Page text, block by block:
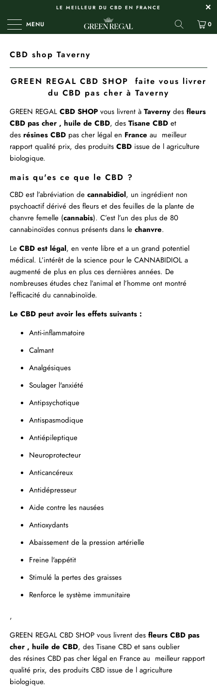
LE MEILLEUR DU CBD EN FRANCE
MENU 0
CBD shop Taverny
GREEN REGAL CBD SHOP faite vous livrer
du CBD pas cher à Taverny
GREEN REGAL CBD SHOP vous livrent à Taverny des fleurs
CBD pas cher , huile de CBD, des Tisane CBD et
des résines CBD pas cher légal en France au meilleur
rapport qualité prix, des produits CBD issue de l agriculture
biologique.
mais qu'es ce que le CBD ?
CBD est l’abréviation de cannabidiol, un ingrédient non
psychoactif dérivé des fleurs et des feuilles de la plante de
chanvre femelle (cannabis). C’est l’un des plus de 80
cannabinoïdes connus présents dans le chanvre.
Le CBD est légal, en vente libre et a un grand potentiel
médical. L’intérêt de la science pour le CANNABIDIOL a
augmenté de plus en plus ces dernières années. De
nombreuses études chez l’animal et l’homme ont montré
l’efficacité du cannabinoïde.
Le CBD peut avoir les effets suivants :
Anti-inflammatoire
Calmant
Analgésiques
Soulager l'anxiété
Antipsychotique
Antispasmodique
Antiépileptique
Neuroprotecteur
Anticancéreux
Antidépresseur
Aide contre les nausées
Antioxydants
Abaissement de la pression artérielle
Freine l'appétit
Stimulé la pertes des graisses
Renforce le système immunitaire
,
GREEN REGAL CBD SHOP vous livrent des fleurs CBD pas
cher , huile de CBD, des Tisane CBD et sans oublier
des résines CBD pas cher légal en France au meilleur rapport
qualité prix, des produits CBD issue de l agriculture
biologique.